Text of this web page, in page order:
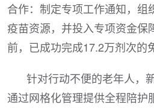
合作：制定专项工作通知，组
疫苗资源，并投入专项资金保
前，已成功完成17.2万剂次的
针对行动不便的老年人，
通过网格化管理提供全程陪护